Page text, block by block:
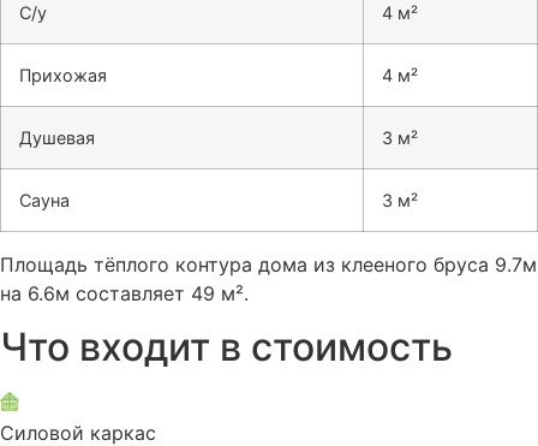
С/у 4 м²
Прихожая 4 м²
Душевая 3 м²
Сауна 3 м²
Площадь тёплого контура дома из клееного бруса 9.7м
на 6.6м составляет 49 м².
Что входит в стоимость
Силовой каркас